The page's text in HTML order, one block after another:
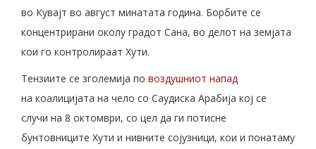
во Кувајт во август минатата година. Борбите се
концентрирани околу градот Сана, во делот на земјата
кои го контролираат Хути.
Тензиите се зголемија по воздушниот напад
на коалицијата на чело со Саудиска Арабија кој се
случи на 8 октомври, со цел да ги потисне
бунтовниците Хути и нивните сојузници, кои и понатаму